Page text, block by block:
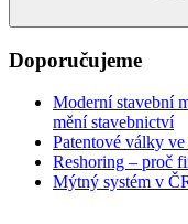
Doporučujeme
Moderní stavební
mění stavebnictví
Patentové války
Reshoring – proč
Mýtný systém v